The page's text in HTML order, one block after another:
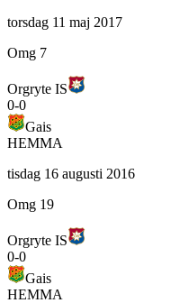
torsdag 11 maj 2017
Omg 7
Orgryte IS
0-0
Gais
HEMMA
tisdag 16 augusti 2016
Omg 19
Orgryte IS
0-0
Gais
HEMMA